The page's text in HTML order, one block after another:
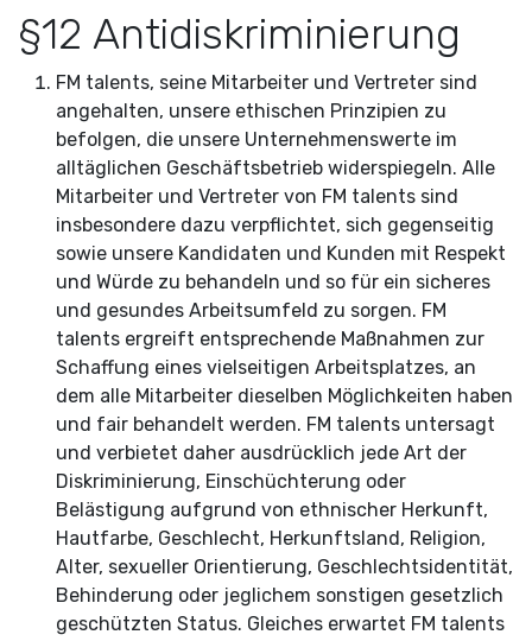
§12 Antidiskriminierung
FM talents, seine Mitarbeiter und Vertreter sind
angehalten, unsere ethischen Prinzipien zu
befolgen, die unsere Unternehmenswerte im
alltäglichen Geschäftsbetrieb widerspiegeln. Alle
Mitarbeiter und Vertreter von FM talents sind
insbesondere dazu verpflichtet, sich gegenseitig
sowie unsere Kandidaten und Kunden mit Respekt
und Würde zu behandeln und so für ein sicheres
und gesundes Arbeitsumfeld zu sorgen. FM
talents ergreift entsprechende Maßnahmen zur
Schaffung eines vielseitigen Arbeitsplatzes, an
dem alle Mitarbeiter dieselben Möglichkeiten haben
und fair behandelt werden. FM talents untersagt
und verbietet daher ausdrücklich jede Art der
Diskriminierung, Einschüchterung oder
Belästigung aufgrund von ethnischer Herkunft,
Hautfarbe, Geschlecht, Herkunftsland, Religion,
Alter, sexueller Orientierung, Geschlechtsidentität,
Behinderung oder jeglichem sonstigen gesetzlich
geschützten Status. Gleiches erwartet FM talents